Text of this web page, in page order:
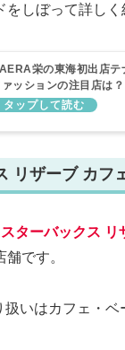
しぼって詳しく
栄の東海初出店テ
ァッションの注目店は？
リザーブ カフ
スターバックス リ
です。
いはカフェ・ベ